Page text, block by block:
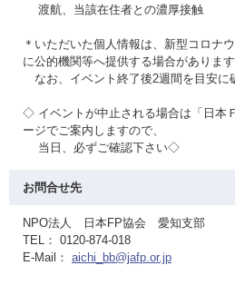
渡航、当該在住者との濃厚接触
＊いただいた個人情報は、新型コロナ
に公的機関等へ提供する場合があります
なお、イベント終了後2週間を目安に
◇ イベントが中止される場合は「日本
ージでご案内しますので、
当日、必ずご確認下さい◇
お問合せ先
NPO法人 日本FP協会 愛知支部
TEL： 0120-874-018
E-Mail： aichi_bb@jafp.or.jp